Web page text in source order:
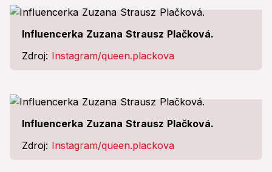
Influencerka Zuzana Strausz Plačková.
Zdroj: Instagram/queen.plackova
Influencerka Zuzana Strausz Plačková.
Zdroj: Instagram/queen.plackova